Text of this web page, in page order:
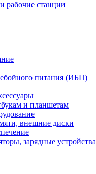
рабочие станции
питания (ИБП)
и планшетам
внешние диски
зарядные устройства